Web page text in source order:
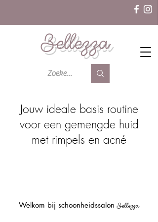
Bellezza
Jouw ideale basis routine
voor een gemengde huid
met rimpels en acné
Welkom bij schoonheidssalonBellezza